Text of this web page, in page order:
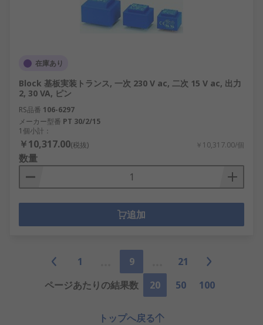
在庫あり
Block 基板実装トランス, 一次 230 V ac, 二次 15 V ac, 出力
2, 30 VA, ピン
RS品番 106-6297
メーカー型番 PT 30/2/15
1個小計：
￥10,317.00(税抜) ￥10,317.00/個
数量
追加
1 9
21
ページあたりの結果数
20 50 100
トップへ戻る